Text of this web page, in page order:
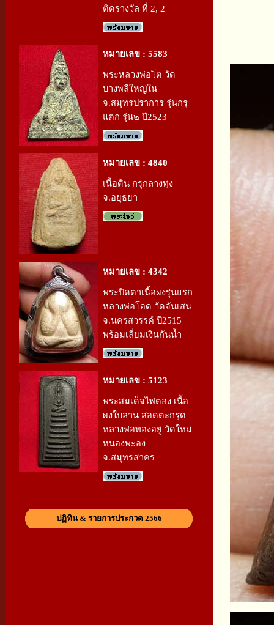
ติดรางวัล ที่ 2, 2
หมายเลข : 5583
พระหลวงพ่อโต วัด
บางพลีใหญ่ใน
จ.สมุทรปราการ รุ่นกรุ
แตก รุ่น๒ ปี2523
หมายเลข : 4840
เนื้อดิน กรุกลางทุ่ง
จ.อยุธยา
หมายเลข : 4342
พระปิดตาเนื้อผงรุ่นแรก
หลวงพ่อโอด วัดจันเสน
จ.นครสวรรค์ ปี2515
พร้อมเลี่ยมเงินกันน้ำ
หมายเลข : 5123
พระสมเด็จไพ่ตอง เนื้อ
ผงใบลาน สอดตะกรุด
หลวงพ่อทองอยู่ วัดใหม่
หนองพะอง
จ.สมุทรสาคร
ปฏิทิน & รายการประกวด 2566